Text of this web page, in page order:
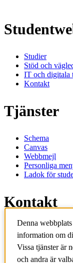
Studier
Stöd och
IT och digitala
Kontakt
Tjänster
Schema
Canvas
Webbmejl
Personliga
Ladok för
Kontakt
Kontakta
Kontakta kurs
IT-support
KTH Entré
Denna
information om
Vissa tjänster är
och andra är